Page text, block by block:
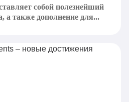
собой полезнейший
а также дополнение для...